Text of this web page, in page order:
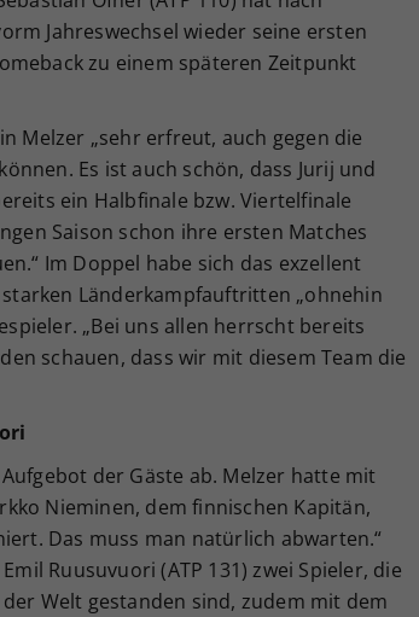
Jahreswechsel wieder seine ersten
zu einem späteren Zeitpunkt
Melzer „sehr erfreut, auch gegen die
Es ist auch schön, dass Jurij und
ein Halbfinale bzw. Viertelfinale
Saison schon ihre ersten Matches
Im Doppel habe sich das exzellent
Länderkampfauftritten „ohnehin
„Bei uns allen herrscht bereits
schauen, dass wir mit diesem Team die
der Gäste ab. Melzer hatte mit
Nieminen, dem finnischen Kapitän,
Das muss man natürlich abwarten.“
Ruusuvuori (ATP 131) zwei Spieler, die
Welt gestanden sind, zudem mit dem